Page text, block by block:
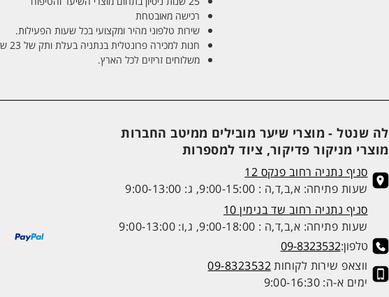
רכישה מאובטחת
שירות טלפוני מהיר ומקצועי בכל שעות הפעילות.
חנות למכירה פרונטלית בנתניה בעלת ותק של 23 שנים
משלוחים זריזים לכל הארץ.
לה שנטל - מוצרי שיער מובילים ממיטב החברות
מוצרי מניקור פדיקור, ציוד למספרות
סניף נתניה רחוב פנקס 12
שעות פתיחה: א,ב,ד,ה : 9:00-15:00, ג: 9:00-13:00
סניף נתניה רחוב שד בנימין 10
שעות פתיחה: א,ב,ד,ה : 9:00-18:00, ג,ו: 9:00-13:00
טלפון:09-8323532
ווצאפ שירות לקוחות09-8323532
ימים א-ה: 9:00-16:30